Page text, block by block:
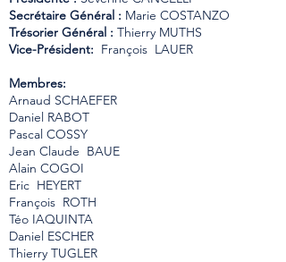
Secrétaire Général : Marie COSTANZO
Trésorier Général : Thierry MUTHS​
Vice-Président: François LAUER
Membres:
Arnaud SCHAEFER
Daniel RABOT
Pascal COSSY
Jean Claude BAUE
Alain COGOI
Eric HEYERT
François ROTH
Téo IAQUINTA
Daniel ESCHER
Thierry TUGLER